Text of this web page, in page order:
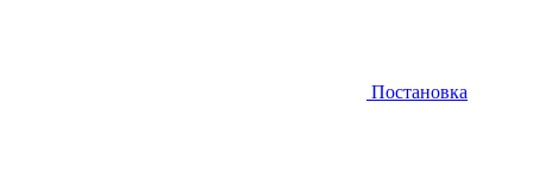
Постановка